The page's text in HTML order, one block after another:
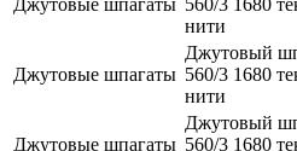
нити
Джутовые шпагаты
Джутовый
560/3 1680
нити
Джутовые шпагаты
Джутовый
560/3 1680